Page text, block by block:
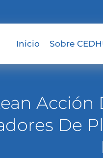
Inicio Sobre
Acción
De